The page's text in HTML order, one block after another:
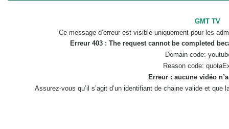
GMT TV
Ce message d’erreur est visible uniquement pour les
Erreur 403 : The request cannot be completed
Domain code:
Reason code:
Erreur : aucune vidéo
Assurez-vous qu’il s’agit d’un identifiant de chaine valide et